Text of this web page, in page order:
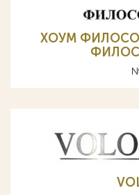
ХОУМ